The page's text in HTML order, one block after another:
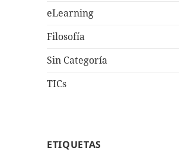
eLearning
Filosofía
Sin Categoría
TICs
ETIQUETAS